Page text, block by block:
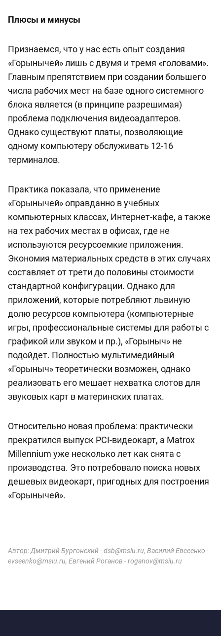
Плюсы и минусы
Признаемся, что у нас есть опыт создания
«Горынычей» лишь с двумя и тремя «головами».
Главным препятствием при создании большего
числа рабочих мест на базе одного системного
блока является (в принципе разрешимая)
проблема подключения видеоадаптеров.
Однако существуют платы, позволяющие
одному компьютеру обслуживать 12-16
терминалов.
Практика показала, что применение
«Горынычей» оправданно в учебных
компьютерных классах, Интернет-кафе, а также
на тех рабочих местах в офисах, где не
используются ресурсоемкие приложения.
Экономия материальных средств в этих случаях
составляет от трети до половины стоимости
стандартной конфигурации. Однако для
приложений, которые потребляют львиную
долю ресурсов компьютера (компьютерные
игры, профессиональные системы для работы с
графикой или звуком и пр.), «Горыныч» не
подойдет. Полностью мультимедийный
«Горыныч» теоретически возможен, однако
реализовать его мешает нехватка слотов для
звуковых карт в материнских платах.
Относительно новая проблема: практически
прекратился выпуск PCI-видеокарт, а Matrox
Millennium уже несколько лет как снята с
производства. Это потребовало поиска новых
дешевых видеокарт, пригодных для построения
«Горынычей».
Автор: Дмитрий Бургонский - dsb@msiu.ru, Василий Евсеенко -
evseenko@msiu.ru, Евгений Роганов - roganov@msiu.ru